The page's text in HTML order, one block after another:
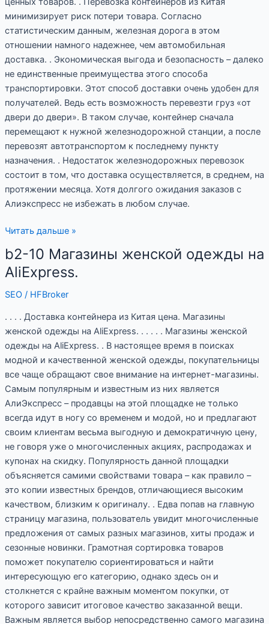
минимизирует риск потери товара. Согласно
статистическим данным, железная дорога в этом
отношении намного надежнее, чем автомобильная
доставка. . Экономическая выгода и безопасность – далеко
не единственные преимущества этого способа
транспортировки. Этот способ доставки очень удобен для
получателей. Ведь есть возможность перевезти груз «от
двери до двери». В таком случае, контейнер сначала
перемещают к нужной железнодорожной станции, а после
перевозят автотранспортом к последнему пункту
назначения. . Недостаток железнодорожных перевозок
состоит в том, что доставка осуществляется, в среднем, на
протяжении месяца. Хотя долгого ожидания заказов с
Алиэкспресс не избежать в любом случае.
Читать дальше »
b2-10 Магазины женской одежды на
AliExpress.
SEO/ HFBroker
. . . . Доставка контейнера из Китая цена. Магазины
женской одежды на AliExpress. . . . . . Магазины женской
одежды на AliExpress. . В настоящее время в поисках
модной и качественной женской одежды, покупательницы
все чаще обращают свое внимание на интернет-магазины.
Самым популярным и известным из них является
АлиЭкспресс – продавцы на этой площадке не только
всегда идут в ногу со временем и модой, но и предлагают
своим клиентам весьма выгодную и демократичную цену,
не говоря уже о многочисленных акциях, распродажах и
купонах на скидку. Популярность данной площадки
объясняется самими свойствами товара – как правило –
это копии известных брендов, отличающиеся высоким
качеством, близким к оригиналу. . Едва попав на главную
страницу магазина, пользователь увидит многочисленные
предложения от самых разных магазинов, хиты продаж и
сезонные новинки. Грамотная сортировка товаров
поможет покупателю сориентироваться и найти
интересующую его категорию, однако здесь он и
столкнется с крайне важным моментом покупки, от
которого зависит итоговое качество заказанной вещи.
Важным является выбор непосредственно самого магазина
b2-
10
Магазины
женской
AliExpress.